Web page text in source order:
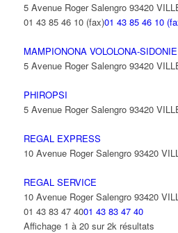
5 Avenue Roger Salengro 93420
01 43 85 46 10 (fax)01 43 85 46 10
MAMPIONONA VOLOLONA-SIDONIE
5 Avenue Roger Salengro 93420
PHIROPSI
5 Avenue Roger Salengro 93420
REGAL EXPRESS
10 Avenue Roger Salengro 93420
REGAL SERVICE
10 Avenue Roger Salengro 93420
01 43 83 47 4001 43 83 47 40
Affichage 1 à 20 sur 2k résultats